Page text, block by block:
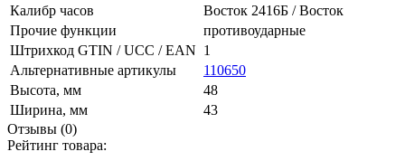
Калибр часов
Восток 2416Б / Восток
Прочие функции
противоударные
Штрихкод GTIN / UCC / EAN 1
Альтернативные артикулы
110650
Высота, мм
48
Ширина, мм
43
Отзывы (0)
Рейтинг товара: